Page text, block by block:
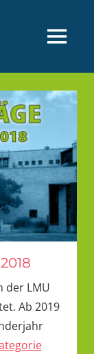
MENÜ
der LMU
Ab 2019